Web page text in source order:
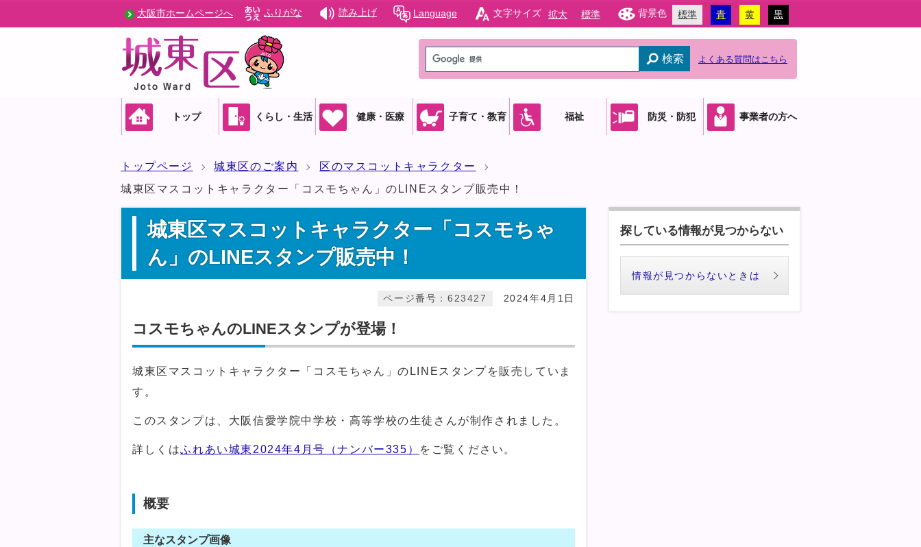
大阪市ホームページへ ふりがな 読み上げ Language 文字サイズ 拡大 標準 背景色 標準 青 黄 黒
検索 よくある質問はこちら
トップ くらし・生活 健康・医療 子育て・教育 福祉 防災・防犯 事業者の方へ
トップページ 城東区のご案内
区のマスコットキャラクター
城東区マスコットキャラクター「コスモちゃん」のLINEスタンプ販売中！
城東区マスコットキャラクター「コスモちゃ
ん」のLINEスタンプ販売中！
2024年4月1日
ページ番号：623427
コスモちゃんのLINEスタンプが登場！
城東区マスコットキャラクター「コスモちゃん」のLINEスタンプを販売していま
す。
このスタンプは、大阪信愛学院中学校・高等学校の生徒さんが制作されました。
詳しくはふれあい城東2024年4月号（ナンバー335） をご覧ください。
概要
主なスタンプ画像
探している情報が見つからない
情報が見つからないときは